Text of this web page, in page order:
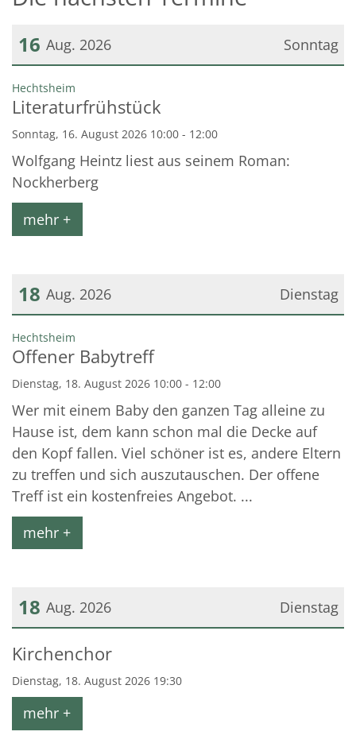
Sonntag
16 Aug. 2026
Datum: 16. August 2026
Hechtsheim
Literaturfrühstück
Sonntag, 16. August 2026 10:00 - 12:00
Wolfgang Heintz liest aus seinem Roman:
Nockherberg
mehr +
Dienstag
18 Aug. 2026
Datum: 18. August 2026
Hechtsheim
Offener Babytreff
Dienstag, 18. August 2026 10:00 - 12:00
Wer mit einem Baby den ganzen Tag alleine zu
Hause ist, dem kann schon mal die Decke auf
den Kopf fallen. Viel schöner ist es, andere Eltern
zu treffen und sich auszutauschen. Der offene
Treff ist ein kostenfreies Angebot. ...
mehr +
Dienstag
18 Aug. 2026
Datum: 18. August 2026
Kirchenchor
Dienstag, 18. August 2026 19:30
mehr +